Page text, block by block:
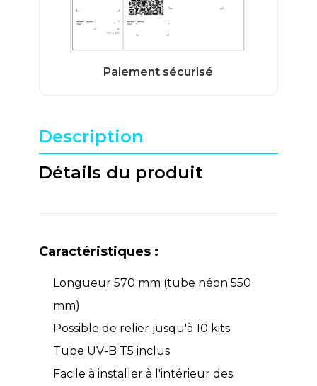
Description
Détails du produit
Caractéristiques :
Longueur 570 mm (tube néon 550
mm)
Possible de relier jusqu'à 10 kits
Tube UV-B T5 inclus
Facile à installer à l'intérieur des